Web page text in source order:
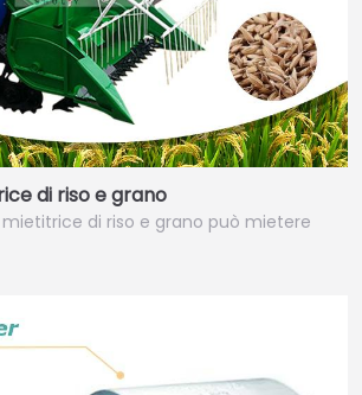
di riso e grano
di riso e grano può mietere